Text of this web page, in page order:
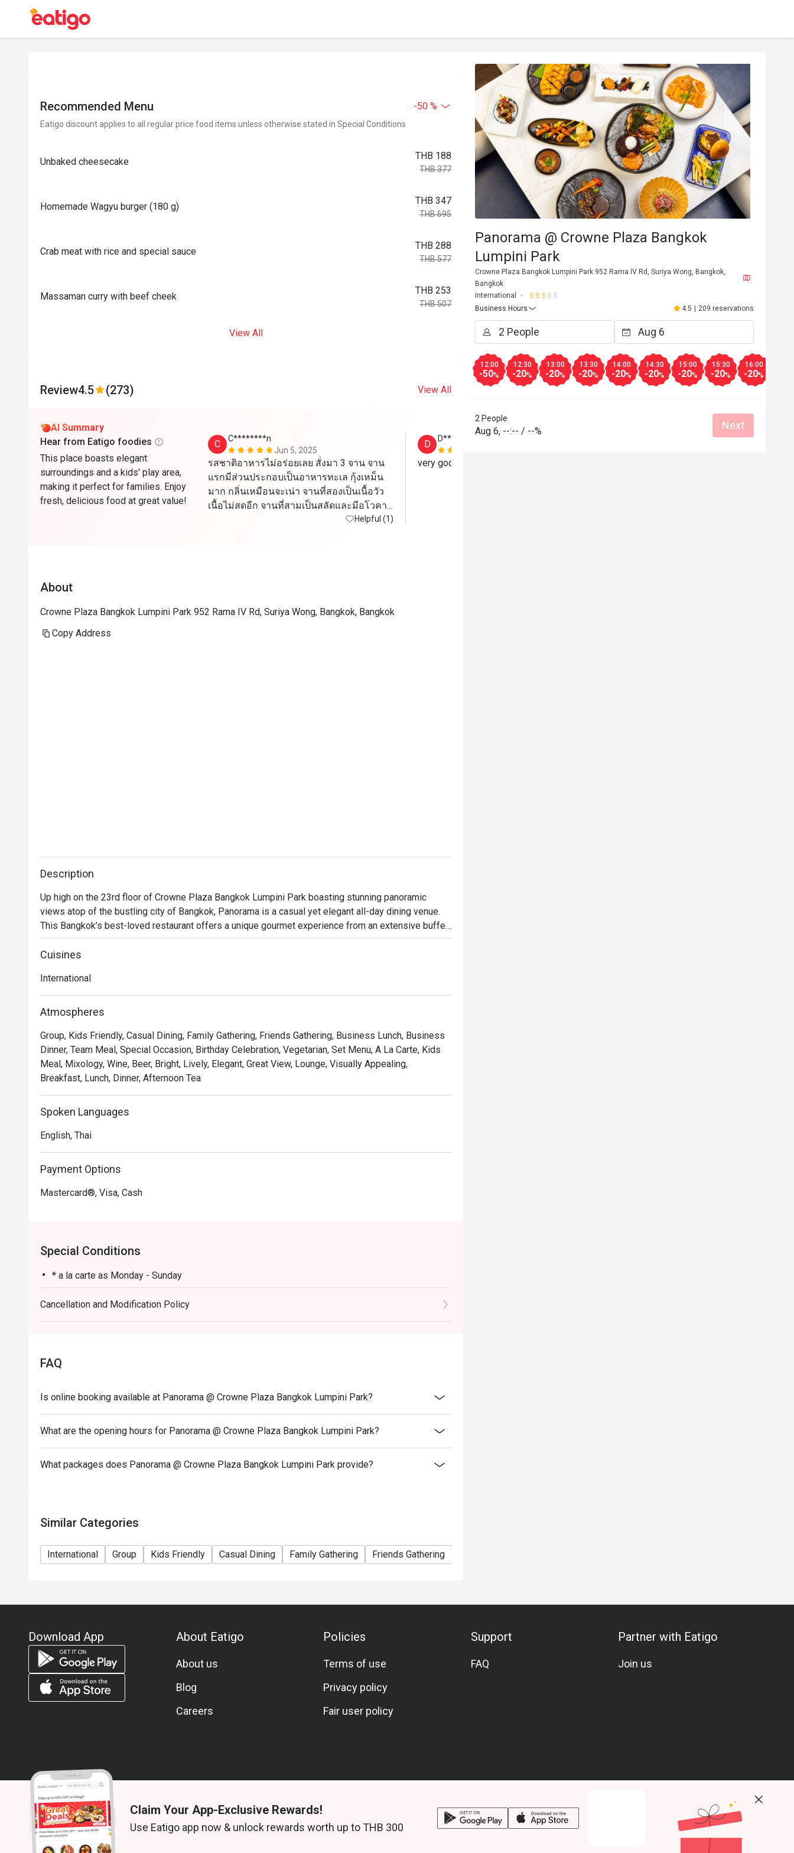
Recommended Menu -50 %
Eatigo discount applies to all regular price food items unless otherwise stated in Special Conditions
Unbaked cheesecake
THB 188
THB 377
Homemade Wagyu burger (180 g)
THB 347
THB 695
Crab meat with rice and special sauce
THB 288
THB 577
Massaman curry with beef cheek
THB 253
THB 507
View All
Review4.5 (273) View All
AI Summary
Hear from Eatigo foodies
This place boasts elegant
surroundings and a kids' play area,
making it perfect for families. Enjoy
fresh, delicious food at great value!
C
C********n
Jun 5, 2025
รสชาติอาหารไม่อร่อยเลย สั่งมา 3 จาน จาน
แรกมีส่วนประกอบเป็นอาหารทะเล กุ้งเหม็น
มาก กลิ่นเหมือนจะเน่า จานที่สองเป็นเนื้อวัว
เนื้อไม่สดอีก จานที่สามเป็นสลัดและมีอโวคา
โด ก็งอม จนดำไม่ประทับใจสักอย่าง ไม่Helpful (1)
D
D********n
very good service, helpful, superb
About
Crowne Plaza Bangkok Lumpini Park 952 Rama IV Rd, Suriya Wong, Bangkok, Bangkok
Copy Address
Description
Up high on the 23rd floor of Crowne Plaza Bangkok Lumpini Park boasting stunning panoramic
views atop of the bustling city of Bangkok, Panorama is a casual yet elegant all-day dining venue.
This Bangkok’s best-loved restaurant offers a unique gourmet experience from an extensive buffet
to enjoy throughout breakfast, lunch, and dinner with a variety of local and international dishes from
an impressive live cooking and grilling station while the exquisite à la carte menu also promises
Cuisines
International
Atmospheres
Group, Kids Friendly, Casual Dining, Family Gathering, Friends Gathering, Business Lunch, Business
Dinner, Team Meal, Special Occasion, Birthday Celebration, Vegetarian, Set Menu, A La Carte, Kids
Meal, Mixology, Wine, Beer, Bright, Lively, Elegant, Great View, Lounge, Visually Appealing,
Breakfast, Lunch, Dinner, Afternoon Tea
Spoken Languages
English, Thai
Payment Options
Mastercard®, Visa, Cash
Special Conditions
* a la carte as Monday - Sunday
Cancellation and Modification Policy
FAQ
Is online booking available at Panorama @ Crowne Plaza Bangkok Lumpini Park?
What are the opening hours for Panorama @ Crowne Plaza Bangkok Lumpini Park?
What packages does Panorama @ Crowne Plaza Bangkok Lumpini Park provide?
Similar Categories
International Group Kids Friendly Casual Dining Family Gathering Friends Gathering
Panorama @ Crowne Plaza Bangkok
Lumpini Park
Crowne Plaza Bangkok Lumpini Park 952 Rama IV Rd, Suriya Wong, Bangkok,
Bangkok
International
Business Hours
4.5 209 reservations
12:00
-50%
12:30
-20%
13:00
-20%
13:30
-20%
14:00
-20%
14:30
-20%
15:00
-20%
15:30
-20%
16:00
-20%
2 People
Aug 6, --:-- / --% Next
Download App About Eatigo
About us
Blog
Careers
Policies
Terms of use
Privacy policy
Fair user policy
Support
FAQ
Partner with Eatigo
Join us
© 2026 Zoek. All rights reserved.
Claim Your App-Exclusive Rewards!
Use Eatigo app now & unlock rewards worth up to THB 300